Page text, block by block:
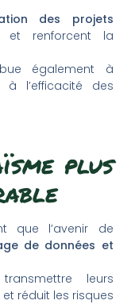
des projets
renforcent la
également à
à l’efficacité des
plus
que l’avenir de
de données et
leurs
réduit les risques